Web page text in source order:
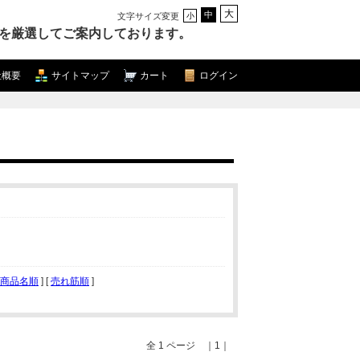
文字サイズ変更 小 中 大
厳選してご案内しております。
ログイン
カート
サイトマップ
要
商品名順 ] [売れ筋順 ]
全 1 ページ ｜1｜